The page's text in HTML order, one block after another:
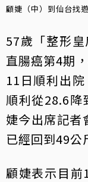
顧婕（中）到仙台找
57歲「整形皇
直腸癌第4期
11日順利出
順利從28.6降
婕今出席記者
已經回到49公
顧婕表示目